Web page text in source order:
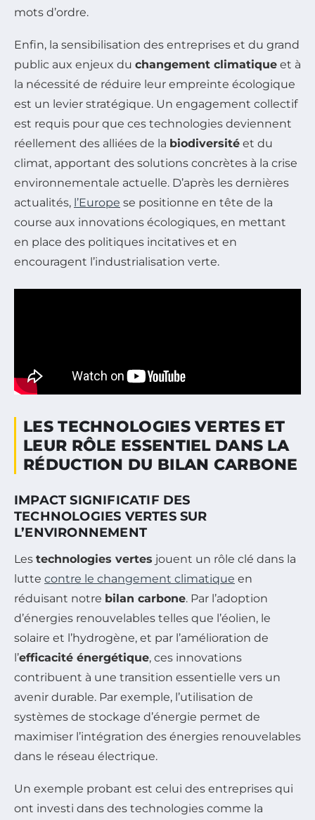
mots d’ordre.
Enfin, la sensibilisation des entreprises et du grand
public aux enjeux du changement climatique et à
la nécessité de réduire leur empreinte écologique
est un levier stratégique. Un engagement collectif
est requis pour que ces technologies deviennent
réellement des alliées de la biodiversité et du
climat, apportant des solutions concrètes à la crise
environnementale actuelle. D’après les dernières
actualités, l’Europe se positionne en tête de la
course aux innovations écologiques, en mettant
en place des politiques incitatives et en
encouragent l’industrialisation verte.
LES TECHNOLOGIES VERTES ET
LEUR RÔLE ESSENTIEL DANS LA
RÉDUCTION DU BILAN CARBONE
IMPACT SIGNIFICATIF DES
TECHNOLOGIES VERTES SUR
L’ENVIRONNEMENT
Les technologies vertes jouent un rôle clé dans la
lutte contre le changement climatique en
réduisant notre bilan carbone. Par l’adoption
d’énergies renouvelables telles que l’éolien, le
solaire et l’hydrogène, et par l’amélioration de
l’efficacité énergétique, ces innovations
contribuent à une transition essentielle vers un
avenir durable. Par exemple, l’utilisation de
systèmes de stockage d’énergie permet de
maximiser l’intégration des énergies renouvelables
dans le réseau électrique.
Un exemple probant est celui des entreprises qui
ont investi dans des technologies comme la